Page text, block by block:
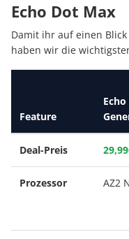
Echo Dot Max
Damit ihr auf einen
haben wir die
Feature
Deal-Preis
Prozessor AZ2